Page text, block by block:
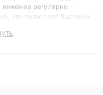
регулярно
что позволяет быстро и
мастера решают